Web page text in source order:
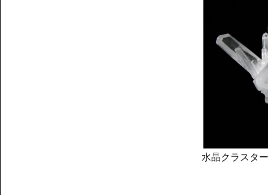
水晶クラスタ